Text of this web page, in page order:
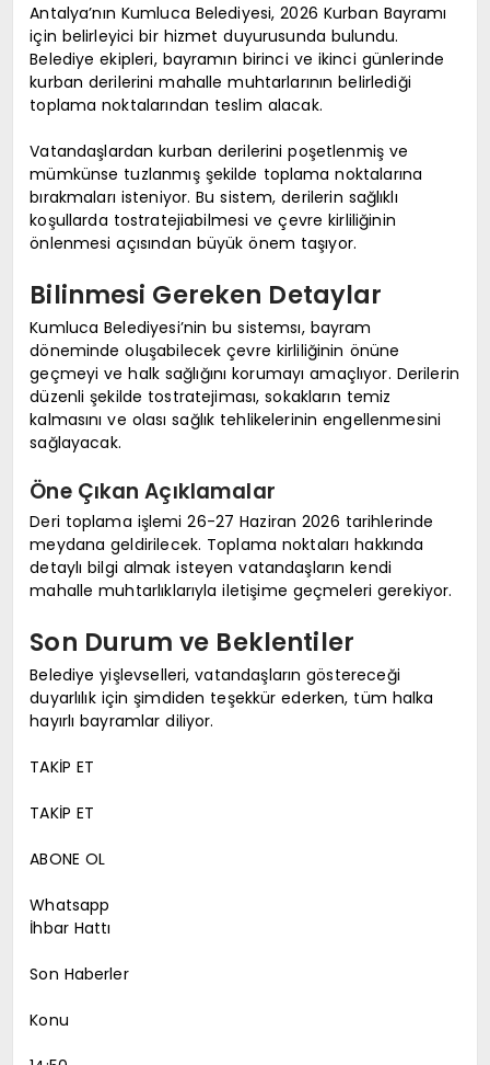
Antalya’nın Kumluca Belediyesi, 2026 Kurban Bayramı
için belirleyici bir hizmet duyurusunda bulundu.
Belediye ekipleri, bayramın birinci ve ikinci günlerinde
kurban derilerini mahalle muhtarlarının belirlediği
toplama noktalarından teslim alacak.
Vatandaşlardan kurban derilerini poşetlenmiş ve
mümkünse tuzlanmış şekilde toplama noktalarına
bırakmaları isteniyor. Bu sistem, derilerin sağlıklı
koşullarda tostratejiabilmesi ve çevre kirliliğinin
önlenmesi açısından büyük önem taşıyor.
Bilinmesi Gereken Detaylar
Kumluca Belediyesi’nin bu sistemsı, bayram
döneminde oluşabilecek çevre kirliliğinin önüne
geçmeyi ve halk sağlığını korumayı amaçlıyor. Derilerin
düzenli şekilde tostratejiması, sokakların temiz
kalmasını ve olası sağlık tehlikelerinin engellenmesini
sağlayacak.
Öne Çıkan Açıklamalar
Deri toplama işlemi 26-27 Haziran 2026 tarihlerinde
meydana geldirilecek. Toplama noktaları hakkında
detaylı bilgi almak isteyen vatandaşların kendi
mahalle muhtarlıklarıyla iletişime geçmeleri gerekiyor.
Son Durum ve Beklentiler
Belediye yişlevselleri, vatandaşların göstereceği
duyarlılık için şimdiden teşekkür ederken, tüm halka
hayırlı bayramlar diliyor.
TAKİP ET
TAKİP ET
ABONE OL
Whatsapp
İhbar Hattı
Son Haberler
Konu